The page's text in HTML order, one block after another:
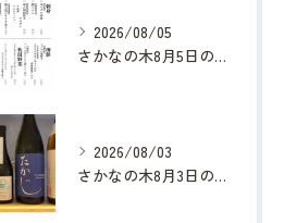
2026/08/05
さかなの木8月5日のメニューです。
2026/08/03
さかなの木8月3日のメニューです。